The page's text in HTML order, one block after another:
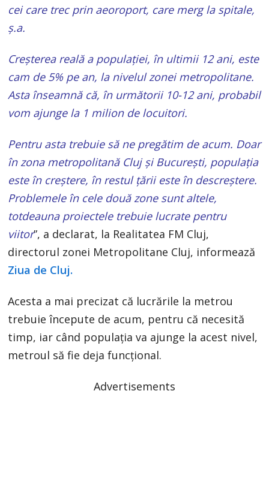
cei care trec prin aeoroport, care merg la spitale,
ș.a.
Creșterea reală a populației, în ultimii 12 ani, este
cam de 5% pe an, la nivelul zonei metropolitane.
Asta înseamnă că, în următorii 10-12 ani, probabil
vom ajunge la 1 milion de locuitori.
Pentru asta trebuie să ne pregătim de acum. Doar
în zona metropolitană Cluj și București, populația
este în creștere, în restul țării este în descreștere.
Problemele în cele două zone sunt altele,
totdeauna proiectele trebuie lucrate pentru
viitor”, a declarat, la Realitatea FM Cluj,
directorul zonei Metropolitane Cluj, informează
Ziua de Cluj.
Acesta a mai precizat că lucrările la metrou
trebuie începute de acum, pentru că necesită
timp, iar când populația va ajunge la acest nivel,
metroul să fie deja funcțional.
Advertisements